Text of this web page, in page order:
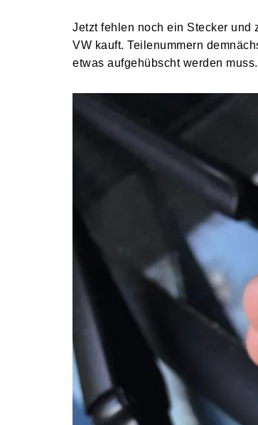
Jetzt fehlen noch ein Stecker und
VW kauft. Teilenummern
etwas aufgehübscht werden muss.